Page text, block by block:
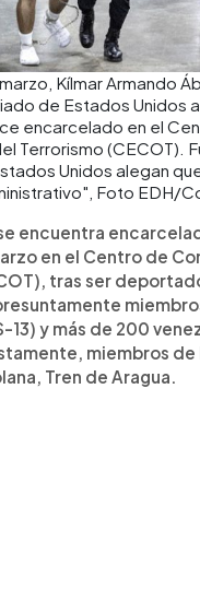
Kílmar Armando
de Estados Unidos a
encarcelado en el
Terrorismo (CECOT).
Unidos alegan
Foto EDH/
encuentra
en el Centro de
tras ser
13) y más de 200
miembros de
Tren de Aragua.